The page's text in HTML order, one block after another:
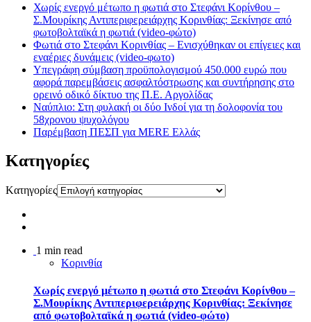
Χωρίς ενεργό μέτωπο η φωτιά στο Στεφάνι Κορίνθου –
Σ.Μουρίκης Αντιπεριφερειάρχης Κορινθίας: Ξεκίνησε από
φωτοβολταϊκά η φωτιά (video-φώτο)
Φωτιά στο Στεφάνι Κορινθίας – Ενισχύθηκαν οι επίγειες και
εναέριες δυνάμεις (video-φωτο)
Υπεγράφη σύμβαση προϋπολογισμού 450.000 ευρώ που
αφορά παρεμβάσεις ασφαλτόστρωσης και συντήρησης στο
ορεινό οδικό δίκτυο της Π.Ε. Αργολίδας
Ναύπλιο: Στη φυλακή οι δύο Ινδοί για τη δολοφονία του
58χρονου ψυχολόγου
Παρέμβαση ΠΕΣΠ για MERE Ελλάς
Kατηγορίες
Kατηγορίες
1 min read
Κορινθία
Χωρίς ενεργό μέτωπο η φωτιά στο Στεφάνι Κορίνθου –
Σ.Μουρίκης Αντιπεριφερειάρχης Κορινθίας: Ξεκίνησε
από φωτοβολταϊκά η φωτιά (video-φώτο)